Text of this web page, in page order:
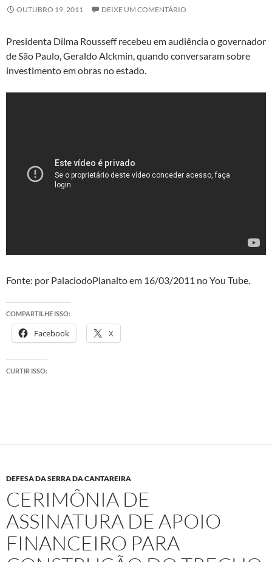
OUTUBRO 19, 2011 DEIXE UM COMENTÁRIO
Presidenta Dilma Rousseff recebeu em audiência o governador
de São Paulo, Geraldo Alckmin, quando conversaram sobre
investimento em obras no estado.
Fonte: por PalaciodoPlanalto em 16/03/2011 no You Tube.
COMPARTILHE ISSO:
Facebook X
CURTIR ISSO:
DEFESA DA SERRA DA CANTAREIRA
CERIMÔNIA DE
ASSINATURA DE APOIO
FINANCEIRO PARA